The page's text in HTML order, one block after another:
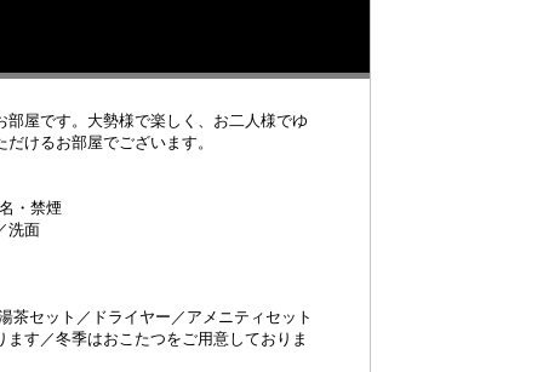
屋です。大勢様で楽しく、お二人様でゆ
けるお部屋でございます。
・禁煙
洗面
茶セット／ドライヤー／アメニティセット
す／冬季はおこたつをご用意しておりま